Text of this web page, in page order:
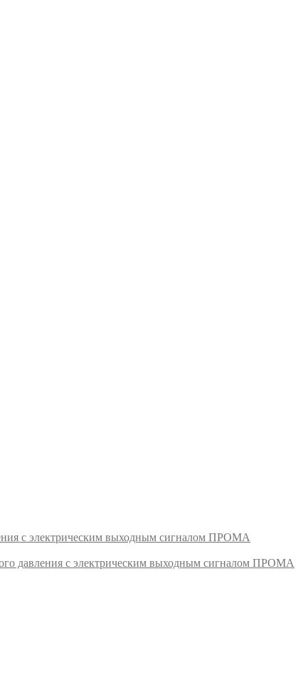
с электрическим выходным сигналом ПРОМА
давления с электрическим выходным сигналом ПРОМА